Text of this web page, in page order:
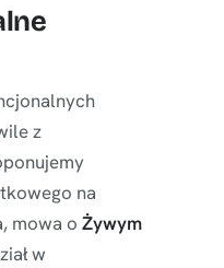
z
na
mowa o Żywym
w